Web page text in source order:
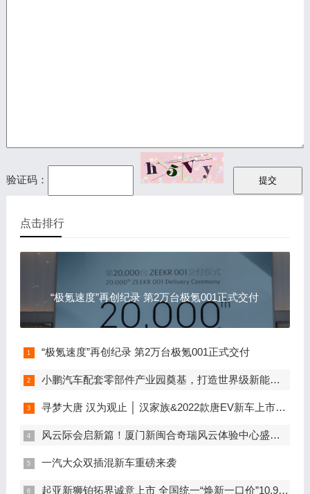
验证码：
点击排行
“极氪速度”再创纪录 第2万台极氪001正式交付
“极氪速度”再创纪录 第2万台极氪001正式交付
小鹏汽车配套零部件产业园奠基，打造世界级新能源智能汽车集群
寻梦大唐 汉为观止 │ 汉家族&2022款唐EV新车上市发布会，敬请期待！
风云际会启新篇！厦门新闽合奇瑞风云体验中心盛大开业
一汽大众双插混新车重磅来袭
起亚新狮铂拓界诚意上市 全国统一“焕新一口价”10.99万元起